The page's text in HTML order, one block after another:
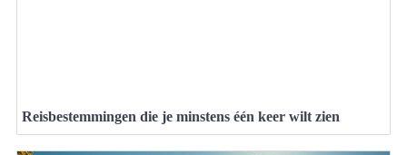
Reisbestemmingen die je minstens één keer wilt zien